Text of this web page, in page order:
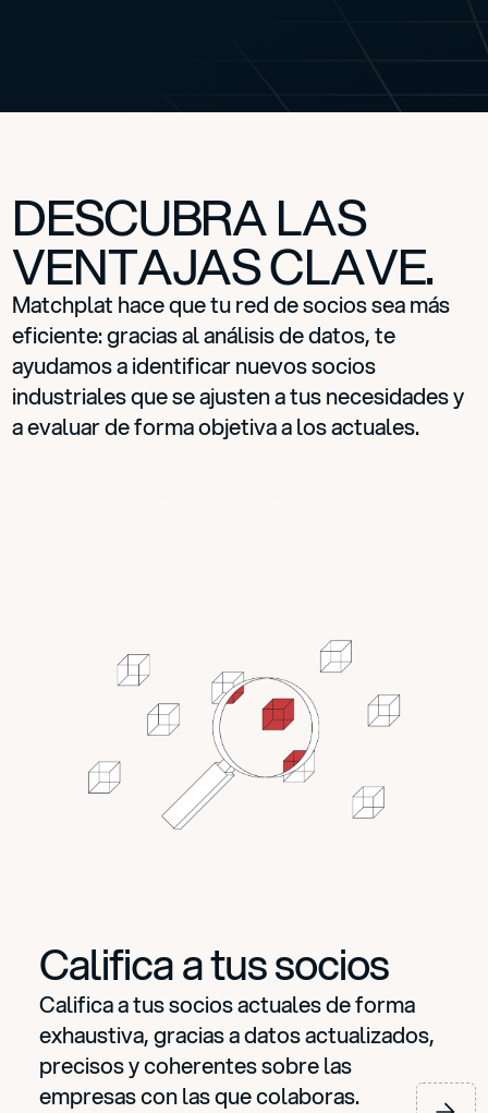
DESCUBRA LAS
VENTAJAS CLAVE.
Matchplat hace que tu red de socios sea más
eficiente: gracias al análisis de datos, te
ayudamos a identificar nuevos socios
industriales que se ajusten a tus necesidades y
a evaluar de forma objetiva a los actuales.
Califica a tus socios
Califica a tus socios actuales de forma
exhaustiva, gracias a datos actualizados,
precisos y coherentes sobre las
empresas con las que colaboras.